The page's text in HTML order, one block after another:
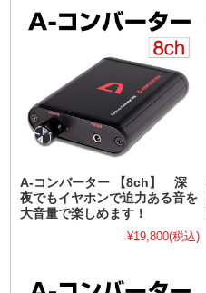
A-コンバーター 【8ch】 深
夜でもイヤホンで迫力ある音を
大音量で楽しめます！
¥19,800(税込)